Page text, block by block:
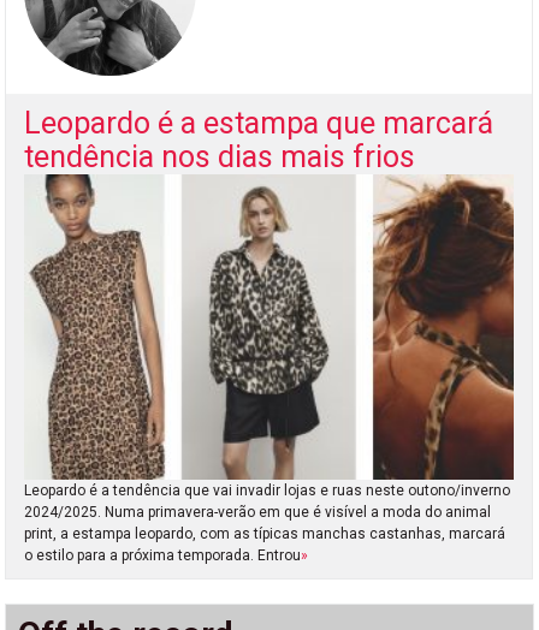
Leopardo é a estampa que marcará
tendência nos dias mais frios
Leopardo é a tendência que vai invadir lojas e ruas neste outono/inverno
2024/2025. Numa primavera-verão em que é visível a moda do animal
print, a estampa leopardo, com as típicas manchas castanhas, marcará
o estilo para a próxima temporada. Entrou»